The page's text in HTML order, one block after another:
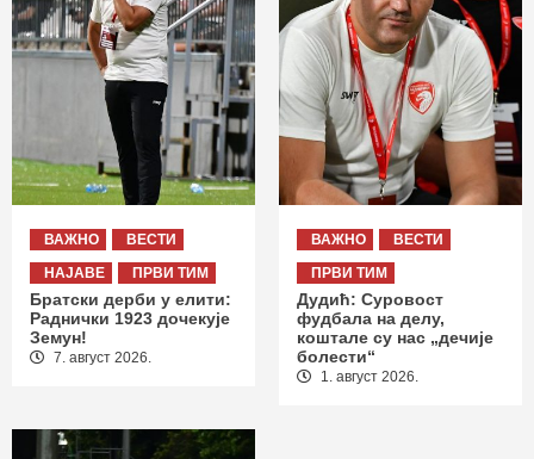
ВАЖНО
ВЕСТИ
НАЈАВЕ
ПРВИ ТИМ
Братски дерби у елити:
Раднички 1923 дочекује
Земун!
7. август 2026.
ВАЖНО
ВЕСТИ
ПРВИ ТИМ
Дудић: Суровост
фудбала на делу,
коштале су нас „дечије
болести“
1. август 2026.